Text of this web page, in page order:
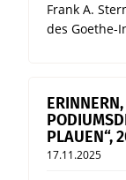
Frank A.
des Goethe-
PLAUEN“,
17.11.2025